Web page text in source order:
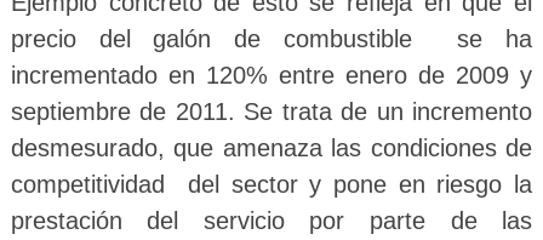
precio del galón de combustible se ha
incrementado en 120% entre enero de 2009 y
septiembre de 2011. Se trata de un incremento
desmesurado, que amenaza las condiciones de
competitividad del sector y pone en riesgo la
prestación del servicio por parte de las